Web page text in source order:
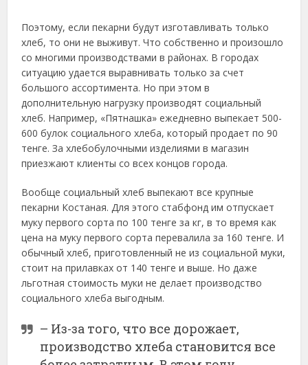
Поэтому, если пекарни будут изготавливать только
хлеб, то они не выживут. Что собственно и произошло
со многими производствами в районах. В городах
ситуацию удается выравнивать только за счет
большого ассортимента. Но при этом в
дополнительную нагрузку производят социальный
хлеб. Например, «Пятнашка» ежедневно выпекает 500-
600 булок социального хлеба, который продает по 90
тенге. За хлебобулочными изделиями в магазин
приезжают клиенты со всех концов города.
Вообще социальный хлеб выпекают все крупные
пекарни Костаная. Для этого стабфонд им отпускает
муку первого сорта по 100 тенге за кг, в то время как
цена на муку первого сорта перевалила за 160 тенге. И
обычный хлеб, приготовленный не из социальной муки,
стоит на прилавках от 140 тенге и выше. Но даже
льготная стоимость муки не делает производство
социального хлеба выгодным.
– Из-за того, что все дорожает,
производство хлеба становится все